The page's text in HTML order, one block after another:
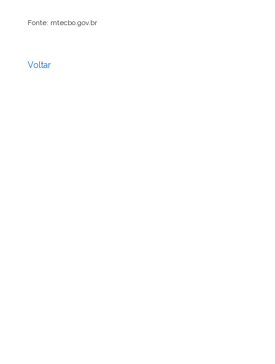
Fonte: mtecbo.gov.br
Voltar